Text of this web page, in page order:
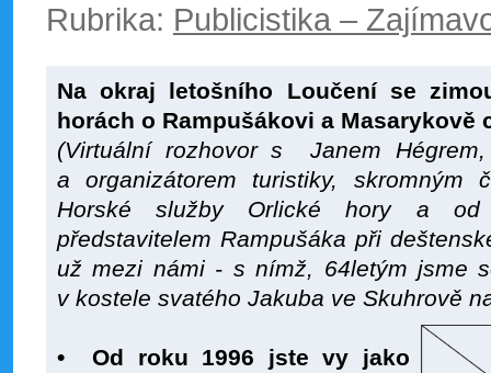
Rubrika: Publicistika –
Na okraj letošního Loučení se
horách o Rampušákovi a Masarykově
(Virtuální rozhovor s Janem
a organizátorem turistiky, skromným
Horské služby Orlické hory a od
představitelem Rampušáka při
už mezi námi - s nímž, 64letým jsme
v kostele svatého Jakuba ve Skuhrově
•Od roku 1996 jste vy jako